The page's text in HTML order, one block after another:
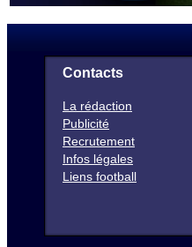
Contacts
La rédaction
Publicité
Recrutement
Infos légales
Liens football